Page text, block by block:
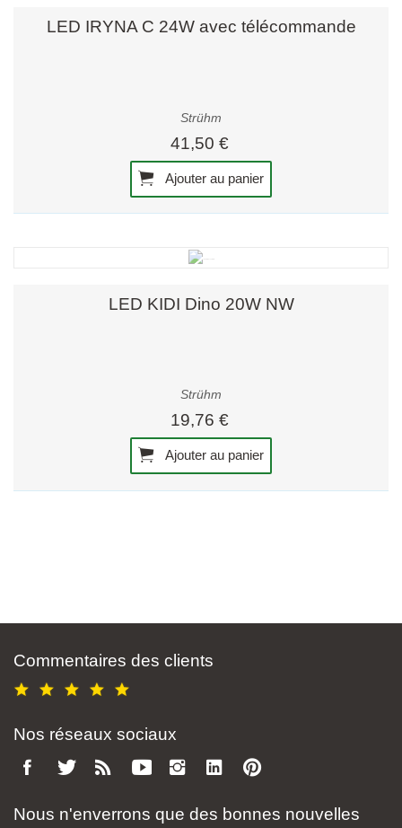
LED IRYNA C 24W avec télécommande
Strühm
41,50 €
Ajouter au panier
LED KIDI Dino 20W NW
Strühm
19,76 €
Ajouter au panier
Commentaires des clients
Nos réseaux sociaux
Nous n'enverrons que des bonnes nouvelles